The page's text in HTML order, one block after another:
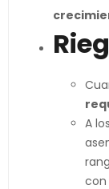
A los